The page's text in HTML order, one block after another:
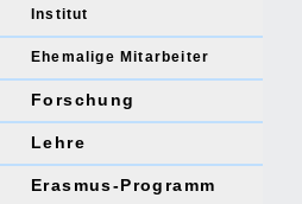
Institut
Ehemalige Mitarbeiter
Forschung
Lehre
Erasmus-Programm